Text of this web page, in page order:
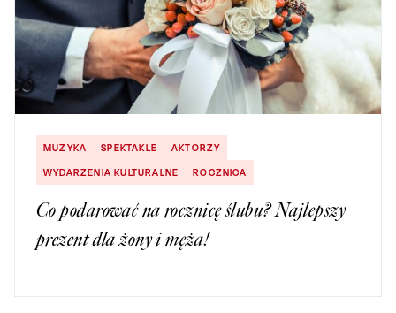
MUZYKA SPEKTAKLE
AKTORZY
WYDARZENIA KULTURALNE
ROCZNICA
Co podarować na rocznicę ślubu? Najlepszy
prezent dla żony i męża!